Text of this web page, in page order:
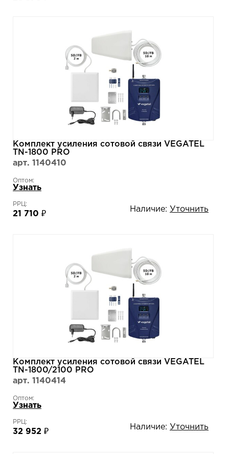
Комплект усиления сотовой связи VEGATEL
TN-1800 PRO
арт. 1140410
Оптом:
Узнать
РРЦ:
21 710 ₽
Наличие: Уточнить
Комплект усиления сотовой связи VEGATEL
TN-1800/2100 PRO
арт. 1140414
Оптом:
Узнать
РРЦ:
32 952 ₽
Наличие: Уточнить